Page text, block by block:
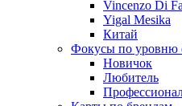
Vincenzo Di
Yigal Mesika
Китай
Фокусы по уровню
Новичок
Любитель